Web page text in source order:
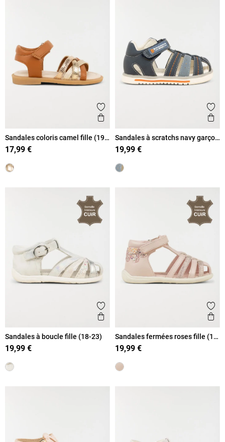
Ajouter aux favoris
Aperçu rapide
Sandales coloris camel fille (19-
23)
17,99 €
Sandales à scratchs navy garçon
(20-23)
19,99 €
Ajouter aux favoris
Aperçu rapide
Sandales à boucle fille (18-23)
19,99 €
Sandales fermées roses fille (18-
23)
19,99 €